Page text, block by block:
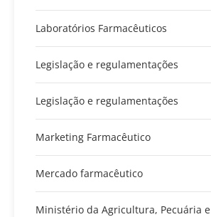
Laboratórios Farmacêuticos
Legislação e regulamentações
Legislação e regulamentações
Marketing Farmacêutico
Mercado farmacêutico
Ministério da Agricultura, Pecuária e